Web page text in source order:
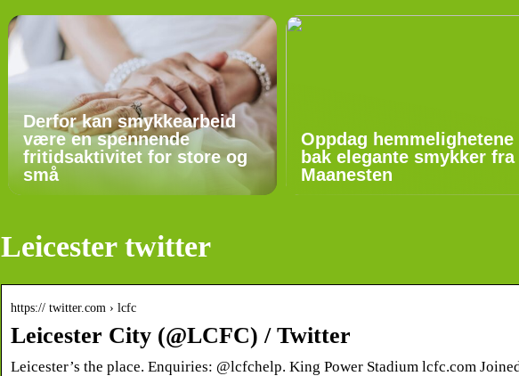
Derfor kan smykkearbeid
være en spennende
fritidsaktivitet for store og
små
Oppdag hemmelighetene
bak elegante smykker fra
Maanesten
Leicester twitter
https:// twitter.com › lcfc
Leicester City (@LCFC) / Twitter
Leicester’s the place. Enquiries: @lcfchelp. King Power Stadium lcfc.com